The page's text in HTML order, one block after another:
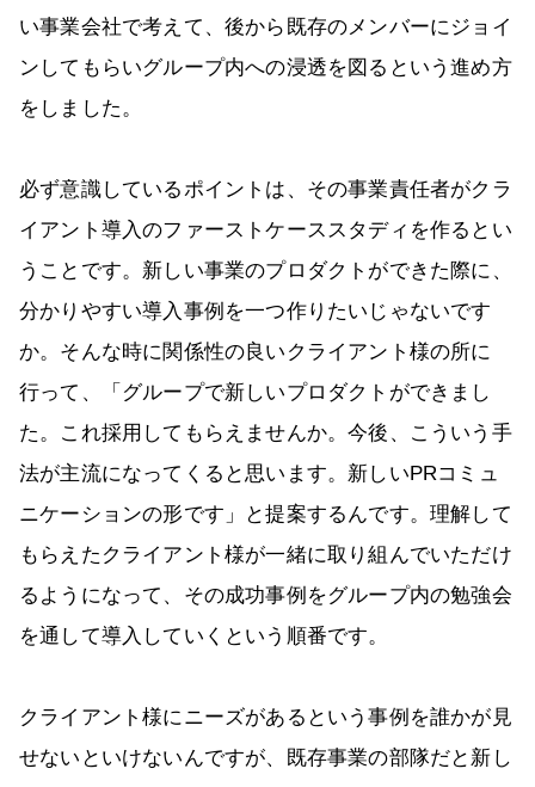
い事業会社で考えて、後から既存のメンバーにジョイ
ンしてもらいグループ内への浸透を図るという進め方
をしました。
必ず意識しているポイントは、その事業責任者がクラ
イアント導入のファーストケーススタディを作るとい
うことです。新しい事業のプロダクトができた際に、
分かりやすい導入事例を一つ作りたいじゃないです
か。そんな時に関係性の良いクライアント様の所に
行って、「グループで新しいプロダクトができまし
た。これ採用してもらえませんか。今後、こういう手
法が主流になってくると思います。新しいPRコミュ
ニケーションの形です」と提案するんです。理解して
もらえたクライアント様が一緒に取り組んでいただけ
るようになって、その成功事例をグループ内の勉強会
を通して導入していくという順番です。
クライアント様にニーズがあるという事例を誰かが見
せないといけないんですが、既存事業の部隊だと新し